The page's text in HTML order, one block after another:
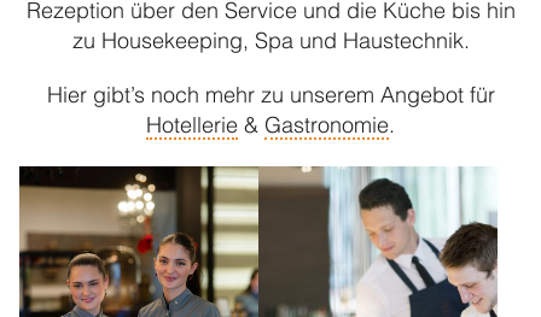
ACP COLLECTION
Nachhaltigkeit
Referenzen
Blog & News
Newsletter
Rezeption über den Service und die Küche bis hin
zu Housekeeping, Spa und Haustechnik.
Hier gibt’s noch mehr zu unserem Angebot für
Hotellerie & Gastronomie.